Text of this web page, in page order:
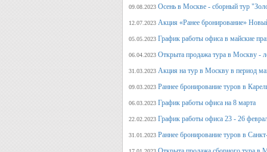
09.08.2023 Осень в Москве - сборный тур
12.07.2023 Акция «Ранее бронирование»
05.05.2023 График работы офиса в майские
06.04.2023 Открыта продажа тура в Москву -
31.03.2023 Акция на тур в Москву в период
09.03.2023 Раннее бронирование туров в
06.03.2023 График работы офиса на 8 марта
22.02.2023 График работы офиса 23 - 26
31.01.2023 Раннее бронирование туров в